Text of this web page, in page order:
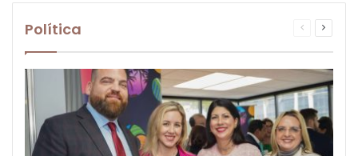
Política
Página